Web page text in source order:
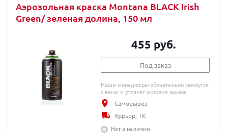
Аэрозольная краска Montana BLACK Irish
Green/ зеленая долина, 150 мл
455 руб.
Под заказ
Наши менеджеры обязательно свяжутся
с вами и уточнят условия заказа
Самовывоз
Курьер, ТК
Нет в наличии